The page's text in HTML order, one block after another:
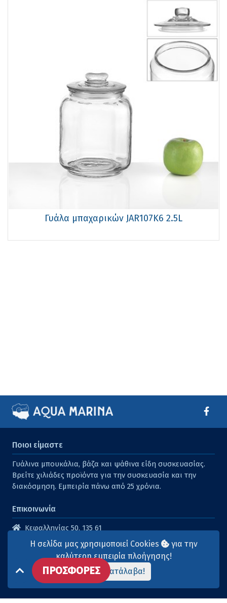
Γυάλα μπαχαρικών JAR107K6 2.5L
Ποιοι είμαστε
Γυάλινα μπουκάλια, βάζα και ψάθινα είδη συσκευασίας.
Βρείτε χιλιάδες προϊόντα για την συσκευασία και την
διακόσμηση. Εμπειρία πάνω από 25 χρόνια.
Επικοινωνία
Κεφαλληνίας 50, 135 61
Άγιοι Ανάργυροι
210 2614316
210 2615904
info@aqua-marina.gr
ΠΡΟΣΦΟΡΕΣ
Η σελίδα μας χρησιμοποιεί Cookies
για την
καλύτερη εμπειρία πλοήγησης!
Το κατάλαβα!